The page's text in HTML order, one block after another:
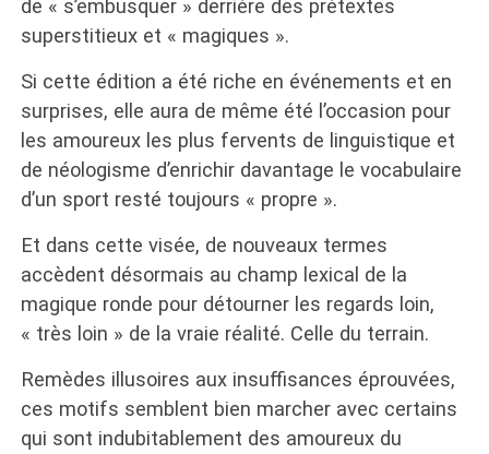
de « s’embusquer » derrière des prétextes
superstitieux et « magiques ».
Si cette édition a été riche en événements et en
surprises, elle aura de même été l’occasion pour
les amoureux les plus fervents de linguistique et
de néologisme d’enrichir davantage le vocabulaire
d’un sport resté toujours « propre ».
Et dans cette visée, de nouveaux termes
accèdent désormais au champ lexical de la
magique ronde pour détourner les regards loin,
« très loin » de la vraie réalité. Celle du terrain.
Remèdes illusoires aux insuffisances éprouvées,
ces motifs semblent bien marcher avec certains
qui sont indubitablement des amoureux du